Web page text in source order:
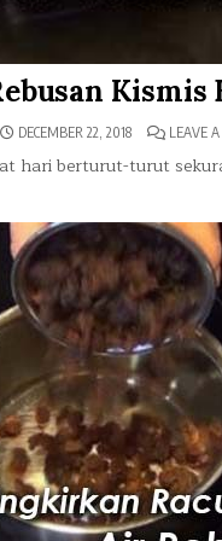
DECEMBER 22, 2018 LEAVE
hari berturut-turut